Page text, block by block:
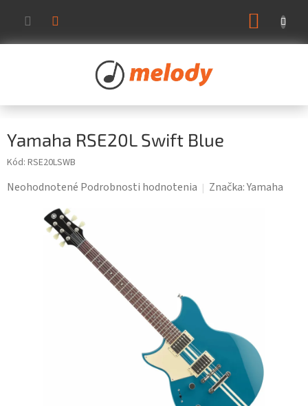
obsah
Yamaha RSE20L Swift Blue
Kód: RSE20LSWB
Priemerné
produktu
Neohodnotené Podrobnosti hodnotenia Značka:Yamaha